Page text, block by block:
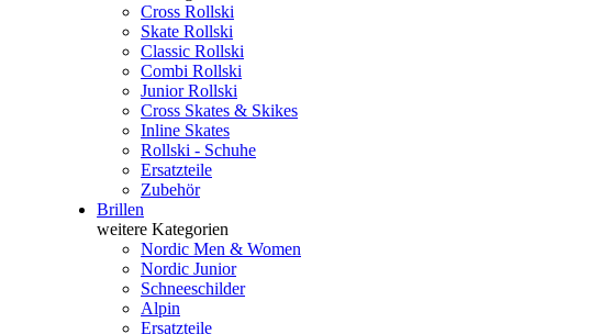
Cross Rollski
Skate Rollski
Classic Rollski
Combi Rollski
Junior Rollski
Cross Skates & Skikes
Inline Skates
Rollski - Schuhe
Ersatzteile
Zubehör
Brillen
weitere Kategorien
Nordic Men & Women
Nordic Junior
Schneeschilder
Alpin
Ersatzteile